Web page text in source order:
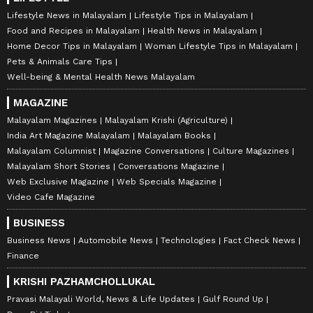
Lifestyle News in Malayalam
Lifestyle Tips in Malayalam
Food and Recipes in Malayalam
Health News in Malayalam
Home Decor Tips in Malayalam
Woman Lifestyle Tips in Malayalam
Pets & Animals Care Tips
Well-being & Mental Health News Malayalam
MAGAZINE
Malayalam Magazines
Malayalam Krishi (Agriculture)
India Art Magazine Malayalam
Malayalam Books
Malayalam Columnist
Magazine Conversations
Culture Magazines
Malayalam Short Stories
Conversations Magazine
Web Exclusive Magazine
Web Specials Magazine
Video Cafe Magazine
BUSINESS
Business News Automobile News Technologies
Fact Check News
Finance
KRISHI PAZHAMCHOLLUKAL
Pravasi Malayali World, News & Life Updates
Gulf Round Up